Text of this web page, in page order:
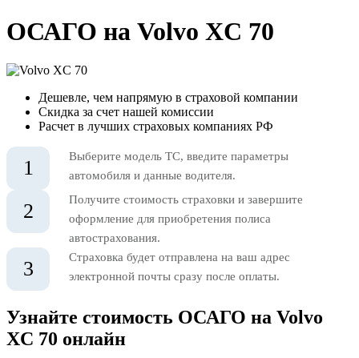
ОСАГО на Volvo XC 70
Дешевле, чем напрямую в страховой компании
Скидка за счет нашей комиссии
Расчет в лучших страховых компаниях РФ
1
Выберите модель ТС, введите параметры
автомобиля и данные водителя.
2
Получите стоимость страховки и завершите
оформление для приобретения полиса
автострахования.
3
Страховка будет отправлена на ваш адрес
электронной почты сразу после оплаты.
Узнайте стоимость ОСАГО на Volvo
XC 70 онлайн